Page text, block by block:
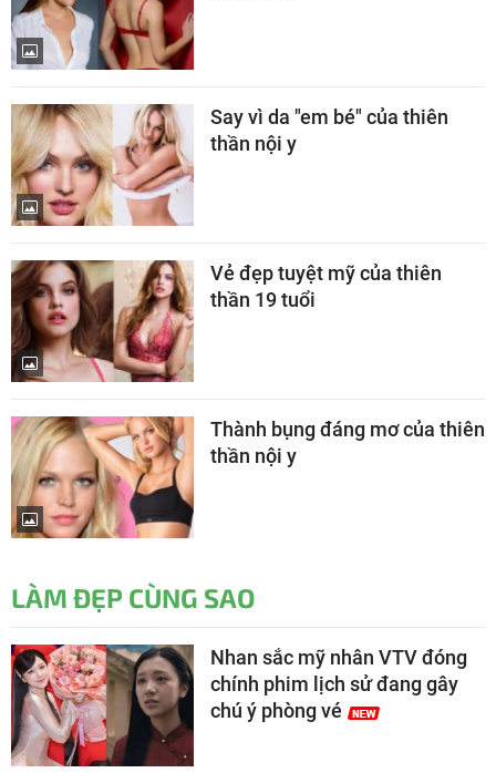
Say vì da "em bé" của thiên
thần nội y
Vẻ đẹp tuyệt mỹ của thiên
thần 19 tuổi
Thành bụng đáng mơ của thiên
thần nội y
LÀM ĐẸP CÙNG SAO
Nhan sắc mỹ nhân VTV đóng
chính phim lịch sử đang gây
chú ý phòng vé